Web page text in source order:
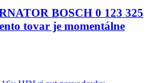
BOSCH 0 123 325
tovar je momentálne